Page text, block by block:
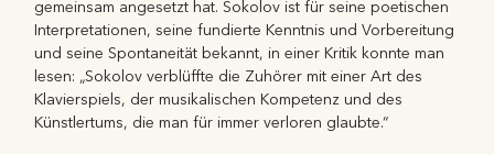
gemeinsam angesetzt hat. Sokolov ist für seine poetischen
Interpretationen, seine fundierte Kenntnis und Vorbereitung
und seine Spontaneität bekannt, in einer Kritik konnte man
lesen: „Sokolov verblüffte die Zuhörer mit einer Art des
Klavierspiels, der musikalischen Kompetenz und des
Künstlertums, die man für immer verloren glaubte.“